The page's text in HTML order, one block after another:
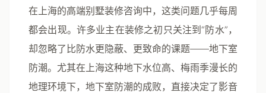
在上海的高端别墅装修咨询中，这类问题几乎每周
都会出现。许多业主在装修之初只关注到“防水”，
却忽略了比防水更隐蔽、更致命的课题——地下室
防潮。尤其在上海这种地下水位高、梅雨季漫长的
地理环境下，地下室防潮的成败，直接决定了影音